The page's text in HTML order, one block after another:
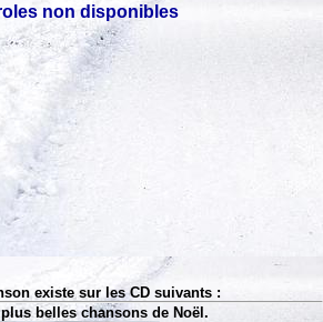
non disponibles
existe sur les CD suivants :
plus belles chansons de Noël.